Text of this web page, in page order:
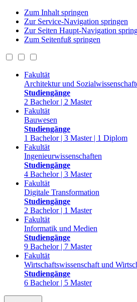
Zum Inhalt springen
Zur Service-Navigation springen
Zur Seiten Haupt-Navigation
Zum Seitenfuß springen
Fakultät
Architektur und
Studiengänge
2 Bachelor | 2 Master
Fakultät
Bauwesen
Studiengänge
1 Bachelor | 3 Master | 1 Diplom
Fakultät
Ingenieurwissenschaften
Studiengänge
4 Bachelor | 3 Master
Fakultät
Digitale Transformation
Studiengänge
2 Bachelor | 1 Master
Fakultät
Informatik und Medien
Studiengänge
9 Bachelor | 7 Master
Fakultät
Wirtschaftswissenschaft und
Studiengänge
6 Bachelor | 5 Master